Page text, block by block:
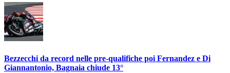
Bezzecchi da record nelle pre-qualifiche poi Fernandez e Di
Giannantonio, Bagnaia chiude 13°